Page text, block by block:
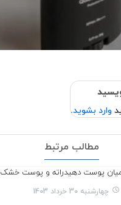
وارد بشوید.
مطالب مرتبط
پوست دهیدراته و پوست خشک
چهارشنبه 30 خرداد 1403